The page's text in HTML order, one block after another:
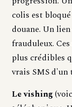
colis est
douane. Un
frauduleux.
plus crédibles
vrais SMS
Le vishing